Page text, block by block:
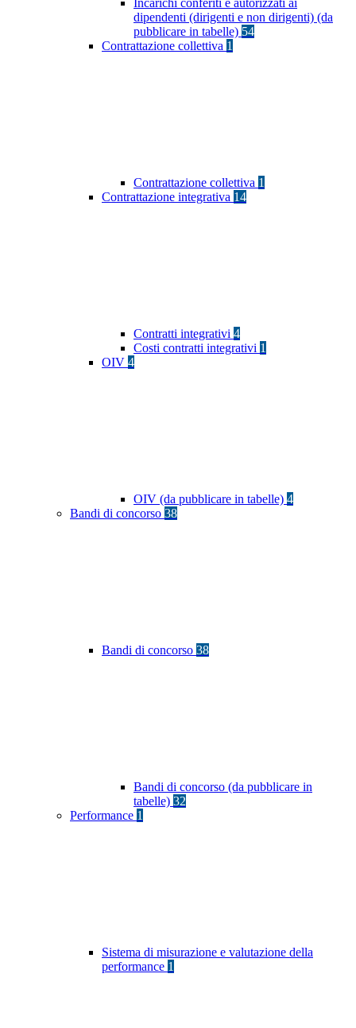
Incarichi conferiti e autorizzati ai
dipendenti (dirigenti e non dirigenti) (da
pubblicare in tabelle) 54
Contrattazione collettiva 1
Contrattazione collettiva 1
Contrattazione integrativa 14
Contratti integrativi 4
Costi contratti integrativi 1
OIV 4
OIV (da pubblicare in tabelle) 4
Bandi di concorso 38
Bandi di concorso 38
Bandi di concorso (da pubblicare in
tabelle) 32
Performance 1
Sistema di misurazione e valutazione della
performance 1